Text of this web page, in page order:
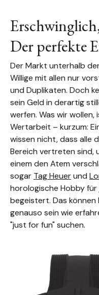
Der perfekte
Der Markt unterhalb
Willige mit allen nur
und Duplikaten. Doch
sein Geld in derartig
werfen. Was wir
Wertarbeit – kurzum:
wissen nicht, dass alle
Bereich vertreten sind,
einem den Atem
sogar Tag Heuerund
horologische Hobby für
begeistert. Das
genauso sein wie
"just for fun" suchen.